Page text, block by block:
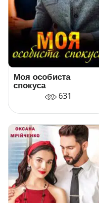
Моя особиста
спокуса
631